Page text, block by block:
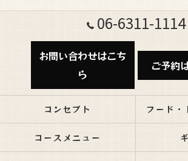
06-6311-1114
お問い合わせはこち
ら
ご予約
コンセプト フード・
コースメニュー